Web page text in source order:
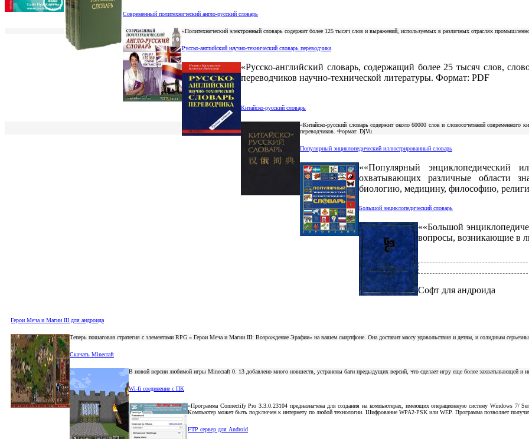
Современный политехнический англо-русский словарь
«Политехнический электронный словарь содержит более 125 тысяч слов и выражений, используемых в различных отраслях
Русско-английский научно-технический словарь переводчика
«Русско-английский словарь, содержащий более 25 тысяч слов,
переводчиков научно-технической литературы. Формат: PDF
Китайско-русский словарь
«Китайско-русский словарь содержит около 60000 слов и словосочетаний
переводчиков. Формат: DjVu
Популярный энциклопедический иллюстрированный словарь
««Популярный энциклопедический
охватывающих различные области
биологию, медицину, философию,
Большой энциклопедический словарь
««Большой
вопросы, возникающие в
Софт для андроида
Герои Меча и Магии III для андроида
Теперь пошаговая стратегия с элементами RPG « Герои Меча и Магии III: Возрождение Эрафии» на вашем смартфоне. Она доставит массу удовольствия и детям, и солидным
Скачать Minecraft
В новой версии любимой игры Minecraft 0. 13 добавлено много новшеств, устранены баги предыдущих версий, что сделает игру еще более захватывающей и
Wi-fi соединение с ПК
«Программа Connectify Pro 3.3.0.23104 предназначена для создания на компьютерах, имеющих операционную систему Windows 7/
Компьютер может быть подключен к интернету по любой технологии. Шифрование WPA2-PSK или WEP. Программа позволяет
FTP сервер для Android